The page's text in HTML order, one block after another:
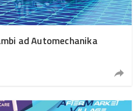
ad Automechanika